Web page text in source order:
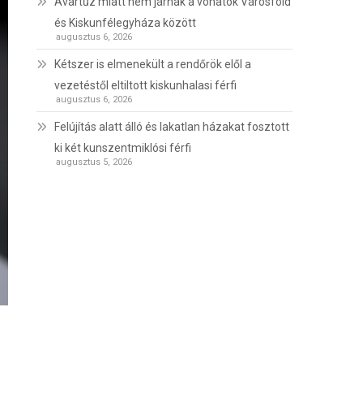
és Kiskunfélegyháza között
augusztus 6, 2026
Kétszer is elmenekült a rendőrök elől a
vezetéstől eltiltott kiskunhalasi férfi
augusztus 6, 2026
Felújítás alatt álló és lakatlan házakat fosztott
ki két kunszentmiklósi férfi
augusztus 5, 2026